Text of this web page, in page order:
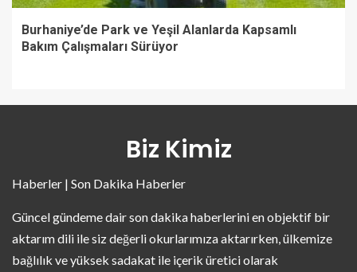
Burhaniye’de Park ve Yeşil Alanlarda Kapsamlı
Bakım Çalışmaları Sürüyor
Biz Kimiz
Haberler | Son Dakika Haberler
Güncel gündeme dair son dakika haberlerini en objektif bir
aktarım dili ile siz değerli okurlarımıza aktarırken, ülkemize
bağlılık ve yüksek sadakat ile içerik üretici olarak